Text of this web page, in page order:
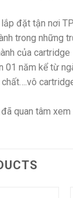
đặt tận nơi
trong những
của cartridge
01 năm kể từ
quan tâm